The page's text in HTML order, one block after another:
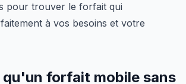
pour trouver le forfait qui
à vos besoins et votre
forfait mobile sans